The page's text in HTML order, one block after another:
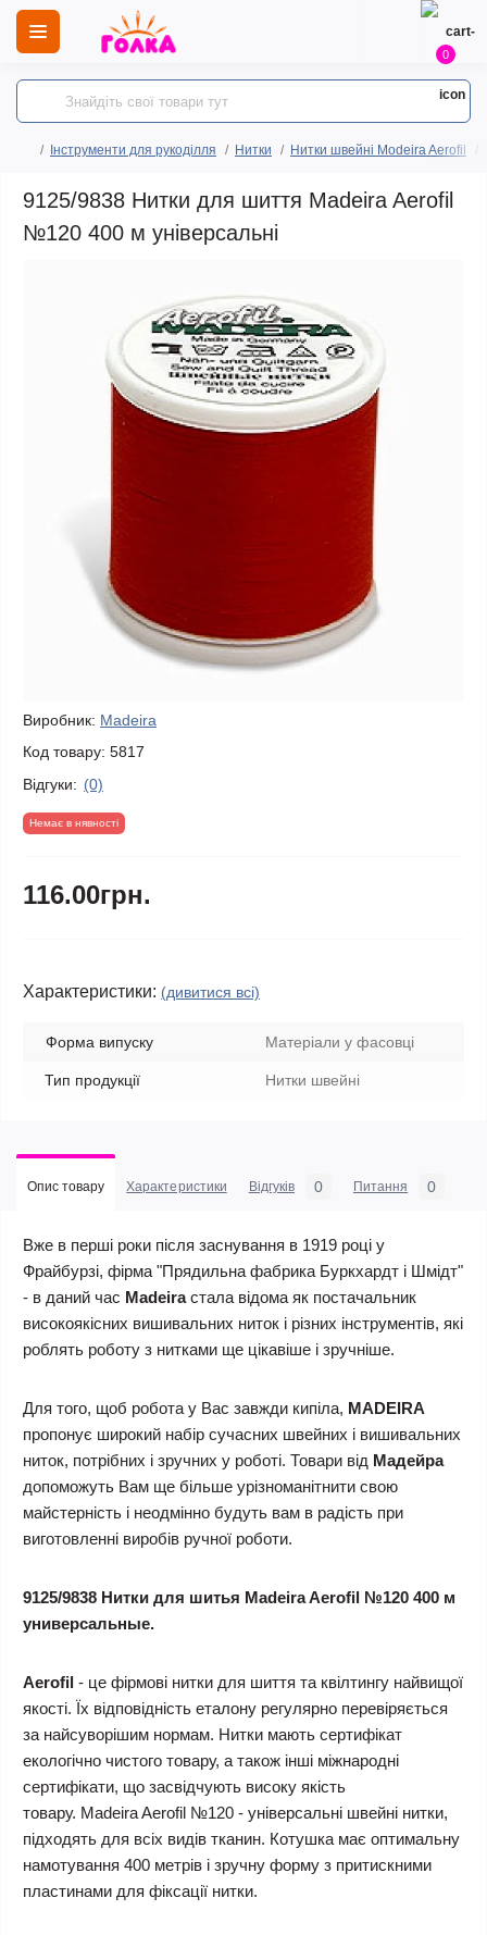
0
Інструменти для рукоділля Нитки Нитки швейні Modeira Aerofil
9125/9838 Нитки для шиття Madeira Aerofil
№120 400 м універсальні
Виробник: Madeira
Код товару: 5817
Відгуки: (0)
Немає в нявності
116.00грн.
Характеристики: (дивитися всі)
Форма випуску Матеріали у фасовці
Тип продукції Нитки швейні
Опис товару Характеристики Відгуків 0 Питання 0
Вже в перші роки після заснування в 1919 році у
Фрайбурзі, фірма "Прядильна фабрика Буркхардт і Шмідт"
- в даний час Madeiraстала відома як постачальник
високоякісних вишивальних ниток і різних інструментів, які
роблять роботу з нитками ще цікавіше і зручніше.
Для того, щоб робота у Вас завжди кипіла, MADEIRA
пропонує широкий набір сучасних швейних і вишивальних
ниток, потрібних і зручних у роботі. Товари від Мадейра
допоможуть Вам ще більше урізноманітнити свою
майстерність і неодмінно будуть вам в радість при
виготовленні виробів ручної роботи.
9125/9838 Нитки для шитья Madeira Aerofil №120 400 м
универсальные.
Aerofil - це фірмові нитки для шиття та квілтингу найвищої
якості. Їх відповідність еталону регулярно перевіряється
за найсуворішим нормам. Нитки мають сертифікат
екологічно чистого товару, а також інші міжнародні
сертифікати, що засвідчують високу якість
товару. Madeira Aerofil №120 - універсальні швейні нитки,
підходять для всіх видів тканин. Котушка має оптимальну
намотування 400 метрів і зручну форму з притискними
пластинами для фіксації нитки.